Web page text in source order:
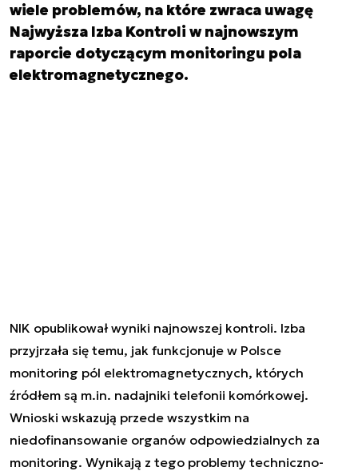
wiele problemów, na które zwraca uwagę
Najwyższa Izba Kontroli w najnowszym
raporcie dotyczącym monitoringu pola
elektromagnetycznego.
NIK opublikował wyniki najnowszej kontroli. Izba
przyjrzała się temu, jak funkcjonuje w Polsce
monitoring pól elektromagnetycznych, których
źródłem są m.in. nadajniki telefonii komórkowej.
Wnioski wskazują przede wszystkim na
niedofinansowanie organów odpowiedzialnych za
monitoring. Wynikają z tego problemy techniczno-